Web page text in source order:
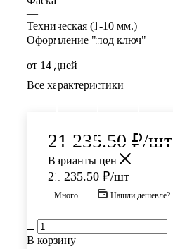
—
Техническая (1-10 мм.)
Оформление "под ключ"
—
от 14 дней
Все характеристики
21 235.50 ₽/шт
Варианты цен
21 235.50 ₽/шт
Много Нашли дешевле?
В корзину